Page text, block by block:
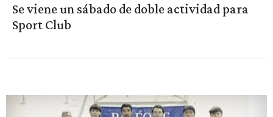
Se viene un sábado de doble actividad para
Sport Club